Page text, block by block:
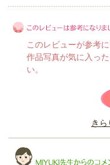
このレビューは参考にな
このレビューが参考
作品写真が気に入っ
い。
きら